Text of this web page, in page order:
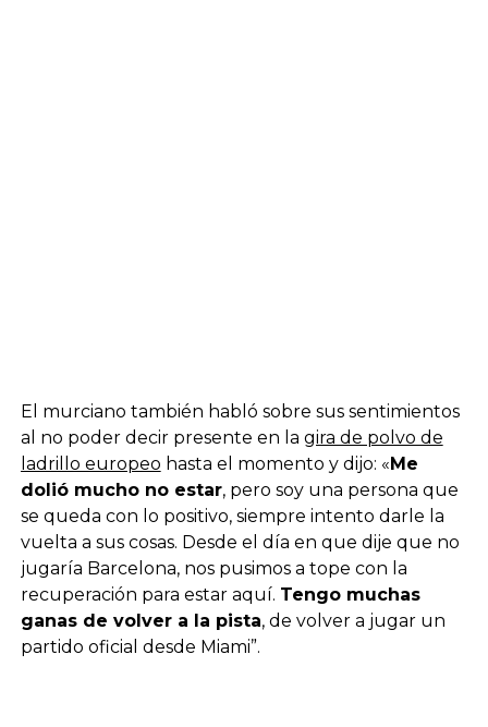
El murciano también habló sobre sus sentimientos
al no poder decir presente en la gira de polvo de
ladrillo europeo hasta el momento y dijo: «Me
dolió mucho no estar, pero soy una persona que
se queda con lo positivo, siempre intento darle la
vuelta a sus cosas. Desde el día en que dije que no
jugaría Barcelona, nos pusimos a tope con la
recuperación para estar aquí. Tengo muchas
ganas de volver a la pista, de volver a jugar un
partido oficial desde Miami”.